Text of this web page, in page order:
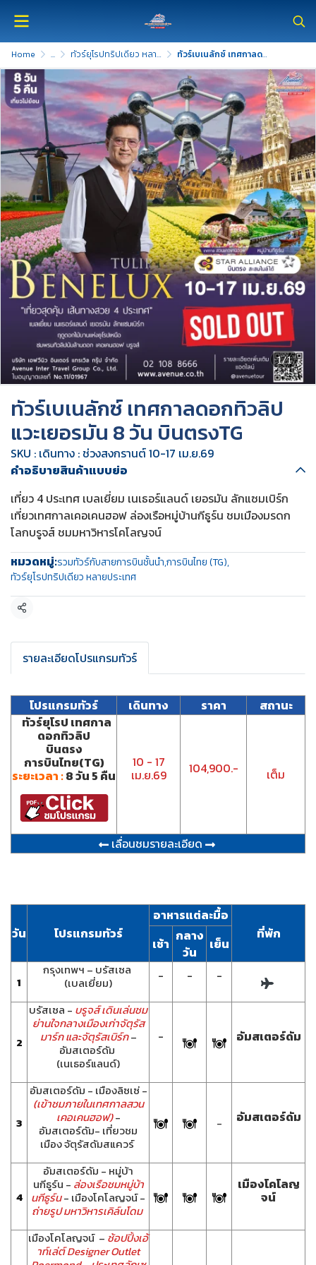
Home ... ทัวร์ยุโรปทริปเดียว หลายประเทศ ทัวร์เบเนลักซ์ เทศกาลดอกทิวลิป แวะเยอรมัน 8 วัน บินตรงTG
1/1
ทัวร์เบเนลักซ์ เทศกาลดอกทิวลิป
แวะเยอรมัน 8 วัน บินตรงTG
SKU : เดินทาง : ช่วงสงกรานต์ 10-17 เม.ย.69
คำอธิบายสินค้าแบบย่อ
เที่ยว 4 ประเทศ เบลเยี่ยม เนเธอร์แลนด์ เยอรมัน ลักแซมเบิร์ก
เที่ยวเทศกาลเคอเคนฮอฟ ล่องเรือหมู่บ้านกีธูร์น ชมเมืองมรดก
โลกบรูจส์ ชมมหาวิหารโคโลญจน์
หมวดหมู่:รวมทัวร์กับสายการบินชั้นนำ,การบินไทย (TG),
ทัวร์ยุโรปทริปเดียว หลายประเทศ
แชร์
รายละเอียดโปรแกรมทัวร์
โปรแกรมทัวร์ เดินทาง ราคา
สถานะ
ทัวร์ยุโรป เทศกาล
ดอกทิวลิป
บินตรง
การบินไทย(TG)
ระยะเวลา :8 วัน 5 คืน
10 - 17
เม.ย.69 104,900.- เต็ม
เลื่อนชมรายละเอียด
วัน โปรแกรมทัวร์
อาหารแต่ละมื้อ
ที่พัก
เช้า กลาง
วัน
เย็น
1
กรุงเทพฯ – บรัสเซล
(เบลเยี่ยม)
- - -
2
บรัสเซล - บรูจส์ เดินเล่นชม
ย่านใจกลางเมืองเก่าจัตุรัส
มาร์ก และจัตุรัสเบิร์ก–
อัมสเตอร์ดัม
(เนเธอร์แลนด์)
- อัมสเตอร์ดัม
3
อัมสเตอร์ดัม - เมืองลิซเซ่ -
(เข้าชมภายในเทศกาลสวน
เคอเคนฮอฟ)-
อัมสเตอร์ดัม- เที่ยวชม
เมือง จัตุรัสดัมสแควร์
- อัมสเตอร์ดัม
4
อัมสเตอร์ดัม - หมู่บ้า
นกีธูร์น - ล่องเรือชมหมู่บ้า
นกีธูร์น- เมืองโคโลญจน์ -
ถ่ายรูป มหาวิหารเคิล์นโดม
เมืองโคโลญ
จน์
เมืองโคโลญจน์ – ช้อปปิ้งเอ้
าท์เล่ต์ Designer Outlet